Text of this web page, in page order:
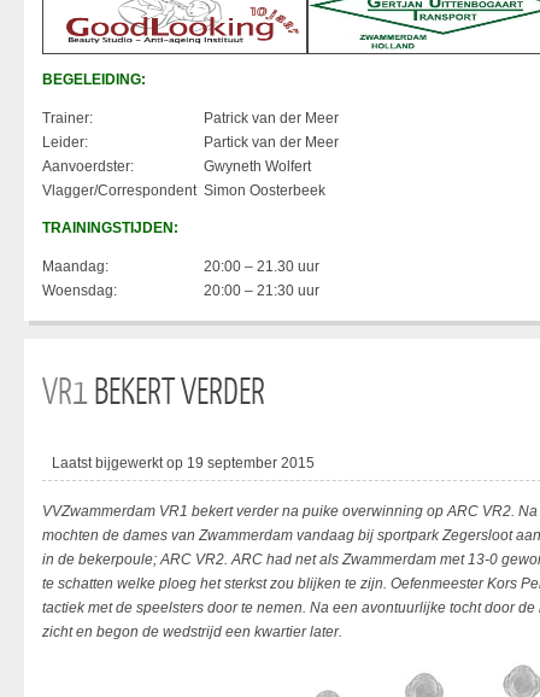
BEGELEIDING:
Trainer:
Patrick van der Meer
Leider:
Partick van der Meer
Aanvoerdster:
Gwyneth Wolfert
Vlagger/Correspondent Simon Oosterbeek
TRAININGSTIJDEN:
Maandag:
20:00 – 21.30 uur
Woensdag:
20:00 – 21:30 uur
VR1 BEKERT VERDER
Laatst bijgewerkt op 19 september 2015
VVZwammerdam VR1 bekert verder na puike overwinning op ARC VR2.
mochten de dames van Zwammerdam vandaag bij sportpark Zegersloot
in de bekerpoule; ARC VR2. ARC had net als Zwammerdam met 13-0
te schatten welke ploeg het sterkst zou blijken te zijn. Oefenmeester Kors
tactiek met de speelsters door te nemen. Na een avontuurlijke tocht door
zicht en begon de wedstrijd een kwartier later.